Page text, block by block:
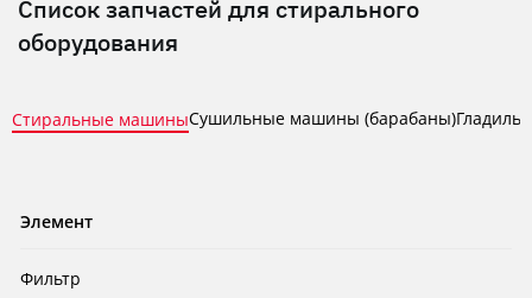
Список запчастей для стирального
оборудования
Стиральные машиныСушильные машины (барабаны)
Элемент
Фильтр